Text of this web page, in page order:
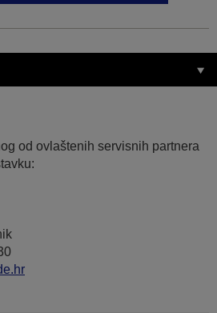
od ovlaštenih servisnih partnera